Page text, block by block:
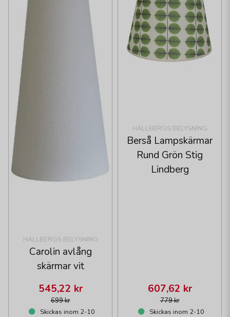
HALLBERGS BELYSNING
Carolin avlång
skärmar vit
699 kr
545,22 kr
Skickas inom 2-10
HALLBERGS BELYSNING
Berså Lampskärmar
Rund Grön Stig
Lindberg
779 kr
607,62 kr
Skickas inom 2-10